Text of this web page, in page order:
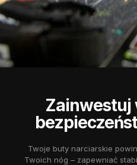
Zainwestuj
Twoje buty narciarskie
Twoich nóg – zapewniać